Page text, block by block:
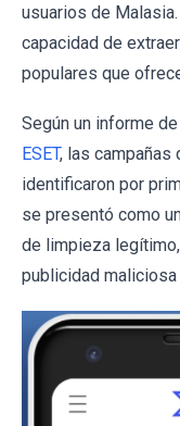
usuarios de
capacidad de
populares que
Según un informe
ESET, las campañas
identificaron por
se presentó como
de limpieza
publicidad maliciosa